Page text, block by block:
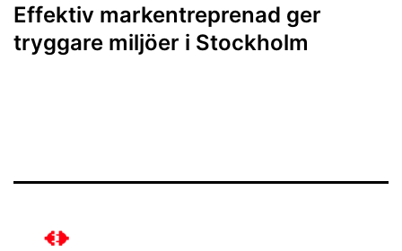
Effektiv markentreprenad ger
tryggare miljöer i Stockholm